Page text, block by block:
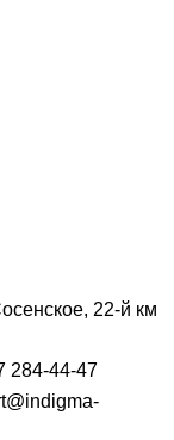
22-й км
284-44-47